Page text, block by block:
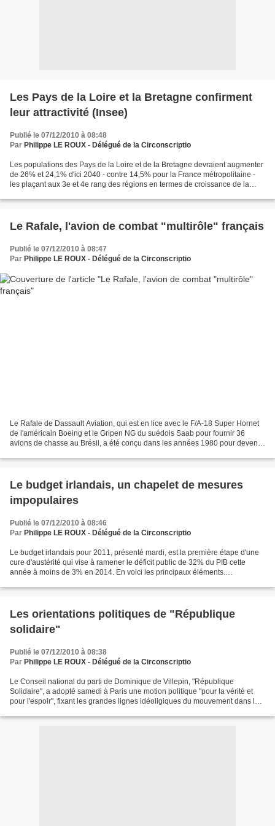
Les Pays de la Loire et la Bretagne confirment
leur attractivité (Insee)
Publié le 07/12/2010 à 08:48
Par Philippe LE ROUX - Délégué de la Circonscriptio
Les populations des Pays de la Loire et de la Bretagne devraient augmenter
de 26% et 24,1% d'ici 2040 - contre 14,5% pour la France métropolitaine -
les plaçant aux 3e et 4e rang des régions en termes de croissance de la
Le Rafale, l'avion de combat "multirôle" français
Publié le 07/12/2010 à 08:47
Par Philippe LE ROUX - Délégué de la Circonscriptio
Le Rafale de Dassault Aviation, qui est en lice avec le F/A-18 Super Hornet
de l'américain Boeing et le Gripen NG du suédois Saab pour fournir 36
avions de chasse au Brésil, a été conçu dans les années 1980 pour devenir
Le budget irlandais, un chapelet de mesures
impopulaires
Publié le 07/12/2010 à 08:46
Par Philippe LE ROUX - Délégué de la Circonscriptio
Le budget irlandais pour 2011, présenté mardi, est la première étape d'une
cure d'austérité qui vise à ramener le déficit public de 32% du PIB cette
année à moins de 3% en 2014. En voici les principaux éléments.
Les orientations politiques de "République
solidaire"
Publié le 07/12/2010 à 08:38
Par Philippe LE ROUX - Délégué de la Circonscriptio
Le Conseil national du parti de Dominique de Villepin, "République
Solidaire", a adopté samedi à Paris une motion politique "pour la vérité et
pour l'espoir", fixant les grandes lignes idéoligiques du mouvement dans la